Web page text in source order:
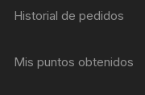
Historial de pedidos
Mis puntos obtenidos